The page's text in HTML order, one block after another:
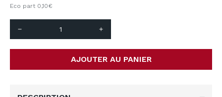
Eco part 0,10€
add
remove
AJOUTER AU PANIER